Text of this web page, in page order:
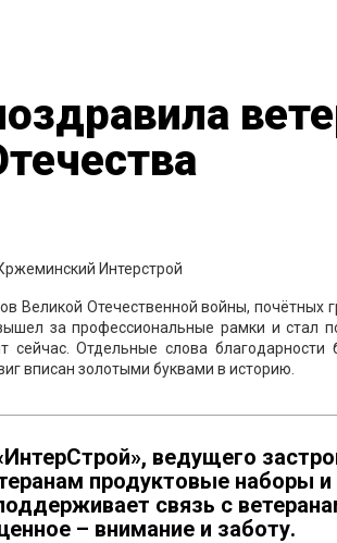
Великой Отечественной войны, почётных
за профессиональные рамки и стал
сейчас. Отдельные слова
вписан золотыми буквами в историю.
ведущего
продуктовые наборы
связь с
– внимание и заботу.